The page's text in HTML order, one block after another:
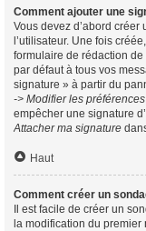
Comment ajouter une
Vous devez d’abord
l’utilisateur. Une fois
formulaire de rédaction
par défaut à tous vos
signature » à partir du
-> Modifier les
empêcher une signature
Attacher ma signature
Haut
Comment créer un
Il est facile de créer un
la modification du premier